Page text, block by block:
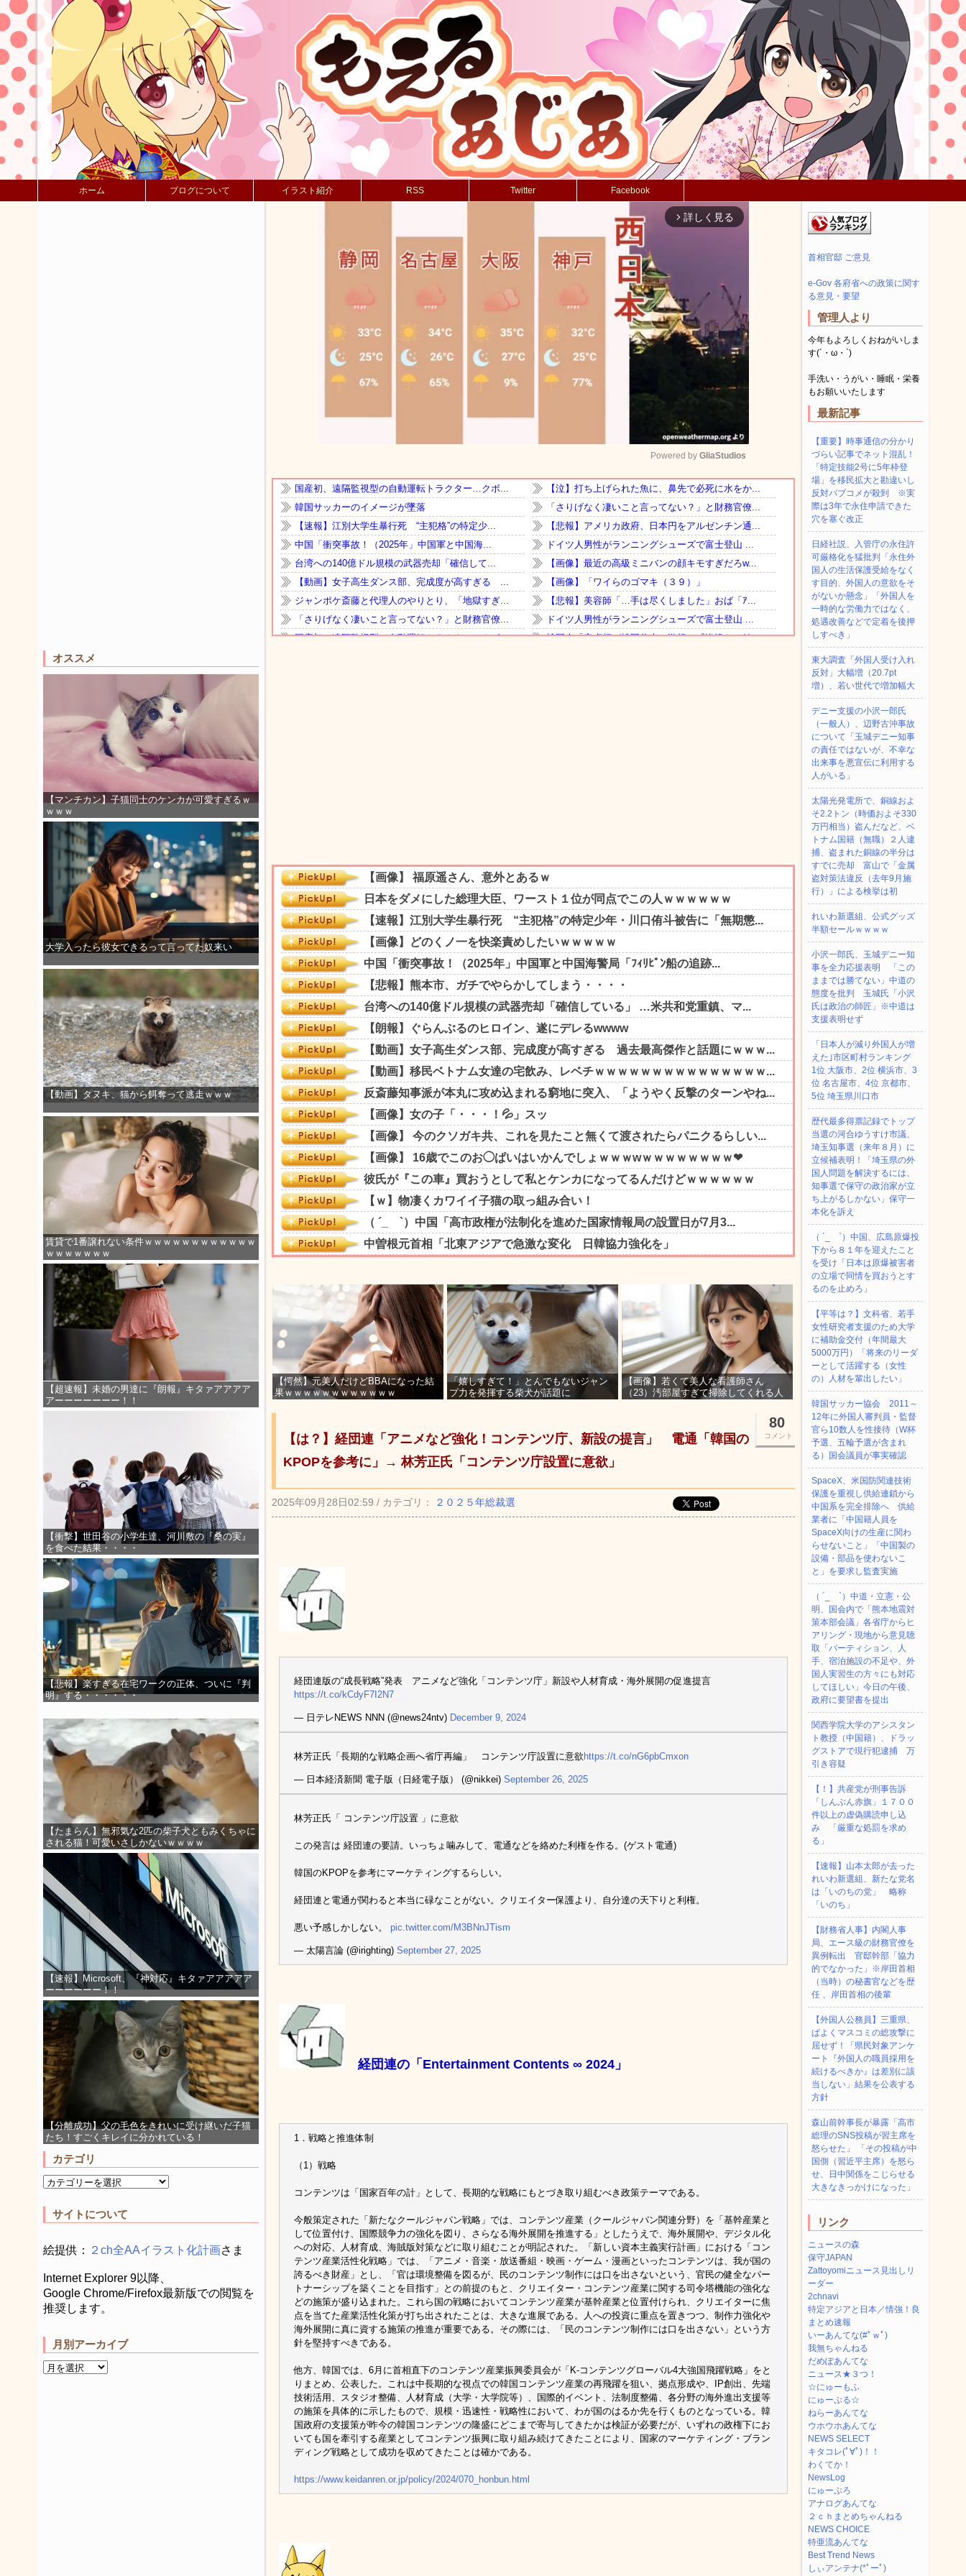
ホーム ブログについて イラスト紹介 RSS Twitter Facebook
オススメ
【マンチカン】子猫同士のケンカが可愛すぎるｗ
ｗｗｗ
大学入ったら彼女できるって言ってた奴来い
【動画】タヌキ、猫から餌奪って逃走ｗｗｗ
賃貸で1番譲れない条件ｗｗｗｗｗｗｗｗｗｗｗｗ
ｗｗｗｗｗｗｗ
【超速報】未婚の男達に『朗報』キタァアアアア
アーーーーーーー！！
【衝撃】世田谷の小学生達、河川敷の『桑の実』
を食べた結果・・・・
【悲報】楽すぎる在宅ワークの正体、ついに『判
明』する・・・・・・
【たまらん】無邪気な2匹の柴子犬ともみくちゃに
される猫！可愛いさしかないｗｗｗｗ
【速報】Microsoft、『神対応』キタァアアアアア
ーーーーーー！！
【分離成功】父の毛色をきれいに受け継いだ子猫
たち！すごくキレイに分かれている！
カテゴリ
サイトについて
絵提供： ２ch全AAイラスト化計画さま
Internet Explorer 9以降、
Google Chrome/Firefox最新版での閲覧を
推奨します。
月別アーカイブ
arrow_forward_ios 詳しく見る
Mute
Powered by GliaStudios
【愕然】元美人だけどBBAになった結
果ｗｗｗｗｗｗｗｗｗｗｗｗ
「嬉しすぎて！」とんでもないジャン
プ力を発揮する柴犬が話題に
【画像】若くて美人な看護師さん
（23）汚部屋すぎて掃除してくれる人
80
コメント
【は？】経団連「アニメなど強化！コンテンツ庁、新設の提言」 電通「韓国の
KPOPを参考に」→ 林芳正氏「コンテンツ庁設置に意欲」
2025年09月28日02:59 / カテゴリ： ２０２５年総裁選
経団連版の“成長戦略”発表 アニメなど強化「コンテンツ庁」新設や人材育成・海外展開の促進提言
https://t.co/kCdyF7I2N7
— 日テレNEWS NNN (@news24ntv) December 9, 2024
林芳正氏「長期的な戦略企画へ省庁再編」 コンテンツ庁設置に意欲https://t.co/nG6pbCmxon
— 日本経済新聞 電子版（日経電子版） (@nikkei) September 26, 2025
林芳正氏「 コンテンツ庁設置 」に意欲
この発言は 経団連の要請。いっちょ噛みして、電通などを絡めた利権を作る。(ゲスト電通)
韓国のKPOPを参考にマーケティングするらしい。
経団連と電通が関わると本当に碌なことがない。クリエイター保護より、自分達の天下りと利権。
悪い予感しかしない。 pic.twitter.com/M3BNnJTism
— 太陽言論 (@irighting) September 27, 2025
経団連の「Entertainment Contents ∞ 2024」
1．戦略と推進体制
（1）戦略
コンテンツは「国家百年の計」として、長期的な戦略にもとづき取り組むべき政策テーマである。
今般策定された「新たなクールジャパン戦略」では、コンテンツ産業（クールジャパン関連分野）を「基幹産業と
して位置付け、国際競争力の強化を図り、さらなる海外展開を推進する」としたうえで、海外展開や、デジタル化
への対応、人材育成、海賊版対策などに取り組むことが明記された。「新しい資本主義実行計画」における「コン
テンツ産業活性化戦略」では、「アニメ・音楽・放送番組・映画・ゲーム・漫画といったコンテンツは、我が国の
誇るべき財産」とし、「官は環境整備を図るが、民のコンテンツ制作には口を出さないという、官民の健全なパー
トナーシップを築くことを目指す」との前提のもと、クリエイター・コンテンツ産業に関する司令塔機能の強化な
どの施策が盛り込まれた。これら国の戦略においてコンテンツ産業が基幹産業と位置付けられ、クリエイターに焦
点を当てた産業活性化策が打ち出されたことは、大きな進展である。人への投資に重点を置きつつ、制作力強化や
海外展開に真に資する施策の推進が重要である。その際には、「民のコンテンツ制作には口を出さない」という方
針を堅持すべきである。
他方、韓国では、6月に首相直下のコンテンツ産業振興委員会が「K-コンテンツグローバル4大強国飛躍戦略」をと
りまとめ、公表した。これは中長期的な視点での韓国コンテンツ産業の再飛躍を狙い、拠点形成や、IP創出、先端
技術活用、スタジオ整備、人材育成（大学・大学院等）、国際的イベント、法制度整備、各分野の海外進出支援等
の施策を具体的に示したもので、規模・迅速性・戦略性において、わが国のはるか先を行くものとなっている。韓
国政府の支援策が昨今の韓国コンテンツの隆盛にどこまで寄与してきたかは検証が必要だが、いずれの政権下にお
いても国を牽引する産業としてコンテンツ振興に取り組み続けてきたことにより、国家のマーケティング・ブラン
ディング戦略として成功を収めてきたことは確かである。
https://www.keidanren.or.jp/policy/2024/070_honbun.html
首相官邸 ご意見
e-Gov 各府省への政策に関す
る意見・要望
管理人より
今年もよろしくおねがいしま
す(´・ω・`)
手洗い・うがい・睡眠・栄養
もお願いいたします
最新記事
【重要】時事通信の分かり
づらい記事でネット混乱！
「特定技能2号に5年枠登
場」を移民拡大と勘違いし
反対パブコメが殺到 ※実
際は3年で永住申請できた
穴を塞ぐ改正
日経社説、入管庁の永住許
可厳格化を猛批判「永住外
国人の生活保護受給をなく
す目的、外国人の意欲をそ
がないか懸念」「外国人を
一時的な労働力ではなく、
処遇改善などで定着を後押
しすべき」
東大調査「外国人受け入れ
反対」大幅増（20.7pt
増）、若い世代で増加幅大
デニー支援の小沢一郎氏
（一般人）、辺野古沖事故
について「玉城デニー知事
の責任ではないが、不幸な
出来事を悪宣伝に利用する
人がいる」
太陽光発電所で、銅線およ
そ2.2トン（時価およそ330
万円相当）盗んだなど、ベ
トナム国籍（無職）２人逮
捕、盗まれた銅線の半分は
すでに売却 富山で「金属
盗対策法違反（去年9月施
行）」による検挙は初
れいわ新選組、公式グッズ
半額セールｗｗｗｗ
小沢一郎氏、玉城デニー知
事を全力応援表明 「この
ままでは勝てない」中道の
態度を批判 玉城氏「小沢
氏は政治の師匠」※中道は
支援表明せず
「日本人が減り外国人が増
えた｣市区町村ランキング
1位 大阪市、2位 横浜市、3
位 名古屋市、4位 京都市、
5位 埼玉県川口市
歴代最多得票記録でトップ
当選の河合ゆうすけ市議、
埼玉知事選（来年８月）に
立候補表明！「埼玉県の外
国人問題を解決するには、
知事選で保守の政治家が立
ち上がるしかない」保守一
本化を訴え
（ ´_ゝ`）中国、広島原爆投
下から８１年を迎えたこと
を受け「日本は原爆被害者
の立場で同情を買おうとす
るのを止めろ」
【平等は？】文科省、若手
女性研究者支援のため大学
に補助金交付（年間最大
5000万円）「将来のリーダ
ーとして活躍する（女性
の）人材を輩出したい」
韓国サッカー協会 2011～
12年に外国人審判員・監督
官ら10数人を性接待（W杯
予選、五輪予選が含まれ
る）国会議員が事実確認
SpaceX、米国防関連技術
保護を重視し供給連鎖から
中国系を完全排除へ 供給
業者に「中国籍人員を
SpaceX向けの生産に関わ
らせないこと」「中国製の
設備・部品を使わないこ
と」を要求し監査実施
（ ´_ゝ`）中道・立憲・公
明、国会内で「熊本地震対
策本部会議」各省庁からヒ
アリング・現地から意見聴
取「パーティション、人
手、宿泊施設の不足や、外
国人実習生の方々にも対応
してほしい」今日の午後、
政府に要望書を提出
関西学院大学のアシスタン
ト教授（中国籍）、ドラッ
グストアで現行犯逮捕 万
引き容疑
【！】共産党が刑事告訴
「しんぶん赤旗」１７００
件以上の虚偽購読申し込
み 「厳重な処罰を求め
る」
【速報】山本太郎が去った
れいわ新選組、新たな党名
は「いのちの党」 略称
「いのち」
【財務省人事】内閣人事
局、エース級の財務官僚を
異例転出 官邸幹部「協力
的でなかった」※岸田首相
（当時）の秘書官などを歴
任 、岸田首相の後輩
【外国人公務員】三重県、
ぱよくマスコミの総攻撃に
屈せず！「県民対象アンケ
ート『外国人の職員採用を
続けるべきか』は差別に該
当しない」結果を公表する
方針
森山前幹事長が暴露「高市
総理のSNS投稿が習主席を
怒らせた」 「その投稿が中
国側（習近平主席）を怒ら
せ、日中関係をこじらせる
大きなきっかけになった」
リンク
ニュースの森
保守JAPAN
Zattoyomiニュース見出しリ
ーダー
2chnavi
特定アジアと日本／情強！良
まとめ速報
いーあんてな(#ﾟｗﾟ)
我無ちゃんねる
だめぽあんてな
ニュース★３つ！
☆にゅーもふ
にゅーぷる☆
ねらーあんてな
ウホウホあんてな
NEWS SELECT
キタコレ(ﾟ∀ﾟ)！！
わくてか！
NewsLog
にゅーぷろ
アナログあんてな
２ｃｈまとめちゃんねる
NEWS CHOICE
特亜流あんてな
Best Trend News
しぃアンテナ(*ﾟーﾟ)